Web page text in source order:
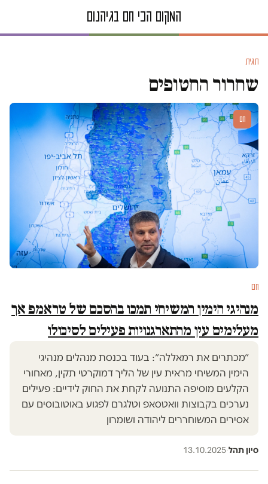
תגית
שחרור החטופים
חם
חם
מנהיגי הימין המשיחי תמכו בהסכם של טראמפ אך
מעלימים עין מהתארגנויות פעילים לסיכולו
״מכתרים את רמאללה״: בעוד בכנסת מנהלים מנהיגי
הימין המשיחי מראית עין של הליך דמוקרטי תקין, מאחורי
הקלעים מוסיפה התנועה לקחת את החוק לידיים: פעילים
נערכים בקבוצות וואטסאפ וטלגרם לפגוע באוטובוסים עם
אסירים המשוחררים ליהודה ושומרון
סיון תהל·
13.10.2025